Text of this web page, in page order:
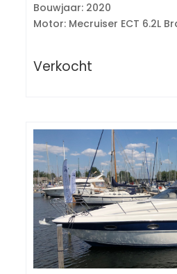
Bouwjaar: 2020
Motor: Mecruiser ECT 6.2L
Verkocht